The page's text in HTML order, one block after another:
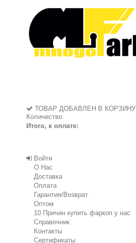
ТОВАР ДОБАВЛЕН В КОРЗИНУ
Количество
Итого, к оплате:
Войти
О Нас
Доставка
Оплата
Гарантия/Возврат
Оптом
10 Причин купить фаркоп у нас
Справочник
Контакты
Сертификаты